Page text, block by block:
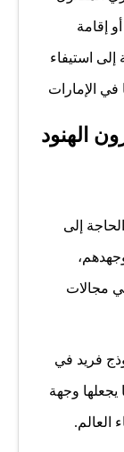
أو إقامة
استيفاء
في الإمارات
الهنود
إلى
مجالات
فريد في
يجعلها وجهة
العالم.